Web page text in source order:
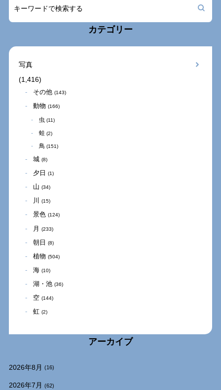
カテゴリー
写真
(1,416)
その他 (143)
動物 (166)
虫 (11)
蛙 (2)
鳥 (151)
城 (8)
夕日 (1)
山 (34)
川 (15)
景色 (124)
月 (233)
朝日 (8)
植物 (504)
海 (10)
湖・池 (36)
空 (144)
虹 (2)
アーカイブ
2026年8月 (16)
2026年7月 (62)